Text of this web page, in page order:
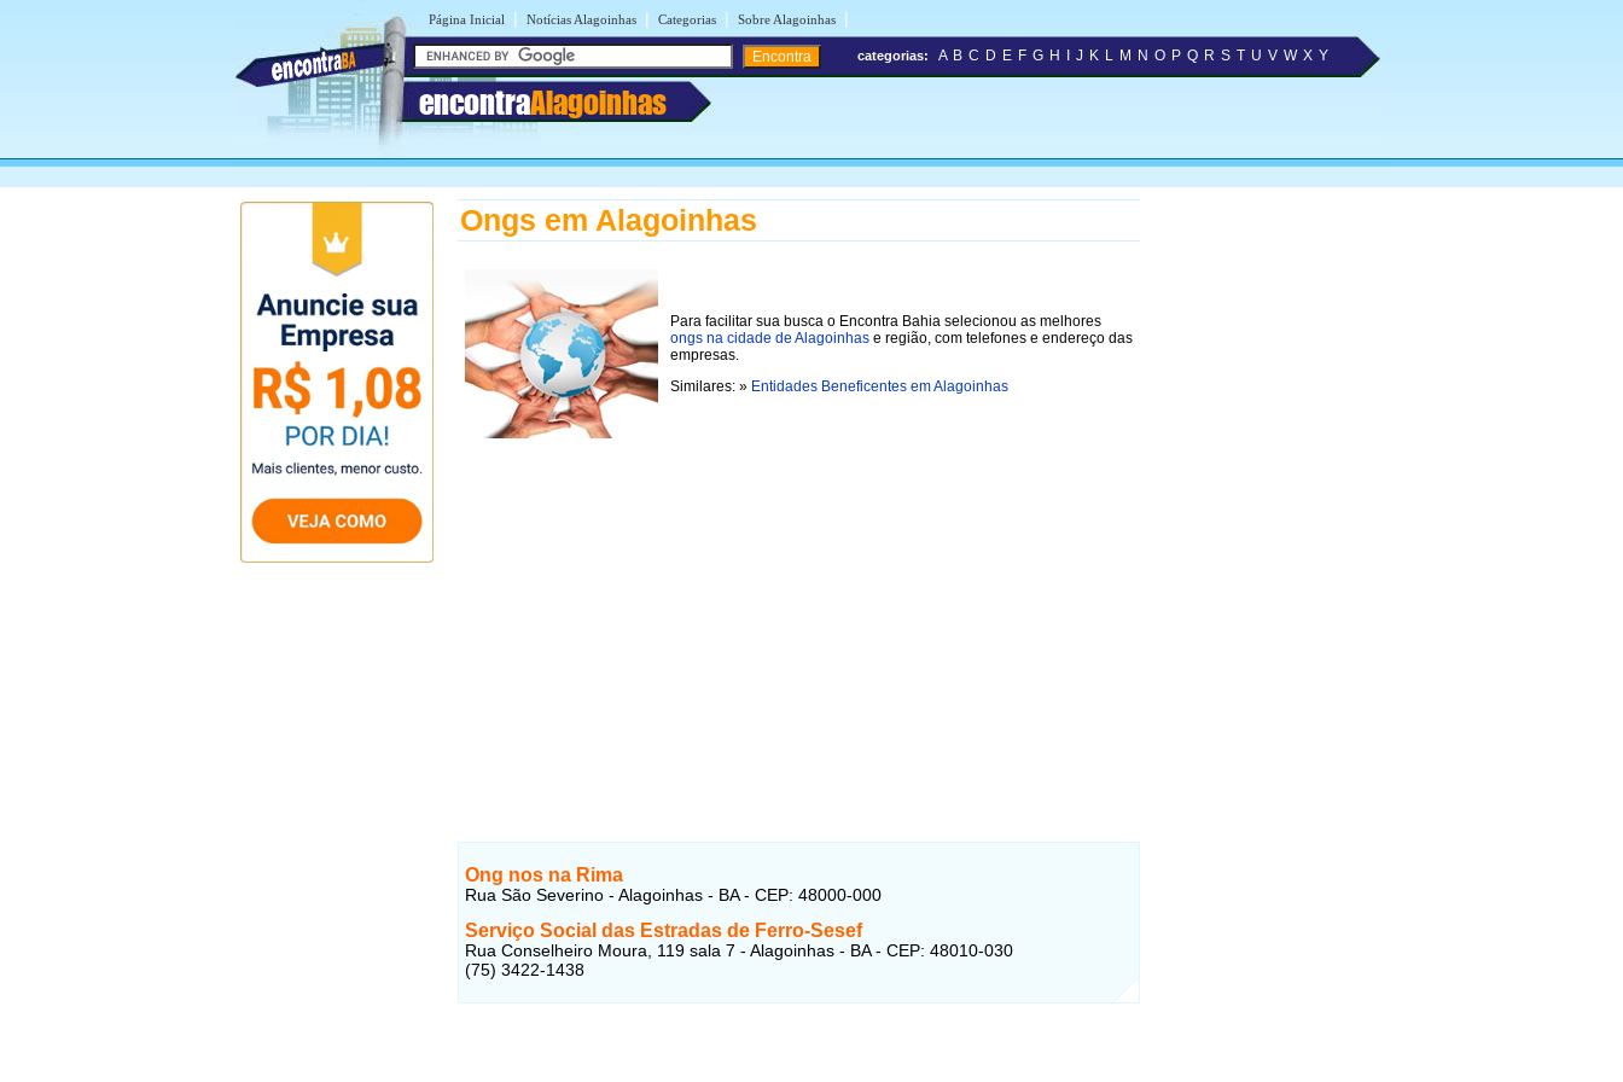
Página Inicial | Notícias Alagoinhas | Categorias | Sobre Alagoinhas |
encontraAlagoinhas
categorias: A B C D E F G H J K L M N O P Q R S T U V W X Y
Ongs em Alagoinhas
Para facilitar sua busca o Encontra Bahia selecionou as melhores
ongs na cidade de Alagoinhas e região, com telefones e endereço das
empresas.
Similares: » Entidades Beneficentes em Alagoinhas
Ong nos na Rima
Rua São Severino - Alagoinhas - BA - CEP: 48000-000
Serviço Social das Estradas de Ferro-Sesef
Rua Conselheiro Moura, 119 sala 7 - Alagoinhas - BA - CEP: 48010-030
(75) 3422-1438